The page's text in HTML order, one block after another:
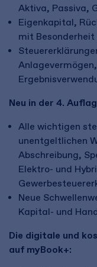
Aktiva, Passiva,
Eigenkapital,
mit Besonderheit
Neu in der 4.
Alle wichtigen
unentgeltlichen
Abschreibung,
Elektro- und
Neue
Kapital- und
Die digitale und
auf myBook+: